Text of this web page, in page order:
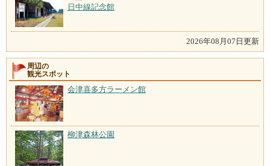
日中線記念館
2026年08月07日更新
周辺の
観光スポット
会津喜多方ラーメン館
柳津森林公園